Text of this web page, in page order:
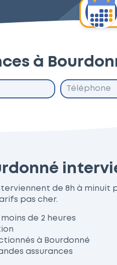
à
de 8h à
pas cher.
de 2 heures
à Bourdonné
assurances